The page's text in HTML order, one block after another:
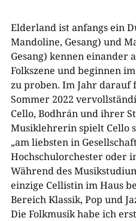
Elderland ist anfangs ein
Mandoline, Gesang) und
Gesang) kennen einander
Folkszene und beginnen
zu proben. Im Jahr darauf
Sommer 2022
Cello, Bodhrán und ihrer
Musiklehrerin spielt Cello
„am liebsten in
Hochschulorchester oder
Während des
einzige Cellistin im Haus
Bereich Klassik, Pop und
Die Folkmusik habe ich